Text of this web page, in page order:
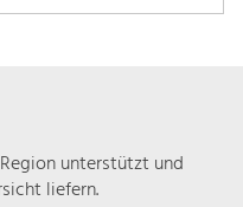
unterstützt und
liefern.